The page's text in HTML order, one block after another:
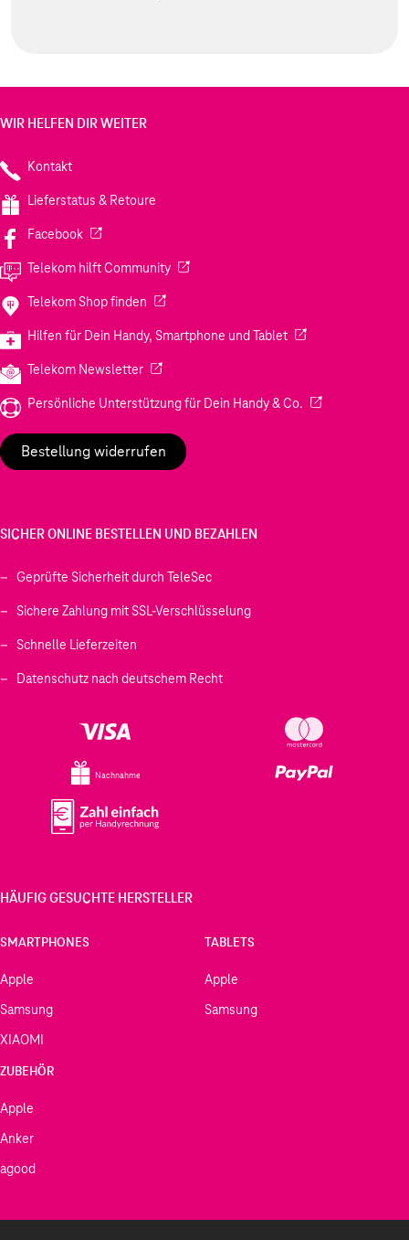
WIR HELFEN DIR WEITER
Kontakt
Lieferstatus & Retoure
Facebook(Wird in einem neuen Tab geöffnet)
Telekom hilft Community(Wird in einem neuen Tab geöffnet)
Telekom Shop finden (Wird in einem neuen Tab geöffnet)
Hilfen für Dein Handy, Smartphone und Tablet(Wird in einem
Telekom Newsletter(Wird in einem neuen Tab geöffnet)
Persönliche Unterstützung für Dein Handy & Co. (Wird in einem
Bestellung widerrufen
SICHER ONLINE BESTELLEN UND BEZAHLEN
Geprüfte Sicherheit durch TeleSec
Sichere Zahlung mit SSL-Verschlüsselung
Schnelle Lieferzeiten
Datenschutz nach deutschem Recht
Nachnahme
HÄUFIG GESUCHTE HERSTELLER
SMARTPHONES
Apple
Samsung
XIAOMI
TABLETS
Apple
Samsung
ZUBEHÖR
Apple
Anker
agood